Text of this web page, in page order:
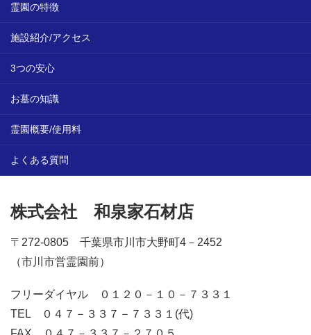
霊園の特徴
施設紹介/アクセス
3つの安心
お墓の知識
霊園概要/使用料
よくある質問
株式会社 和泉家石材店
〒272-0805 千葉県市川市大野町4－2452
（市川市営霊園前）
フリーダイヤル ０１２０－１０－７３３１
TEL ０４７－３３７－７３３１(代)